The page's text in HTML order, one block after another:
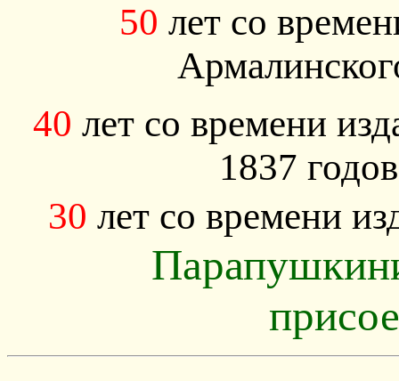
50 лет со
40 лет со времени
1837
30 лет со времени